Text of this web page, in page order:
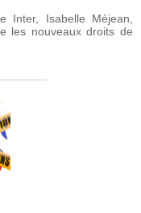
Inter, Isabelle Méjean,
les nouveaux droits de